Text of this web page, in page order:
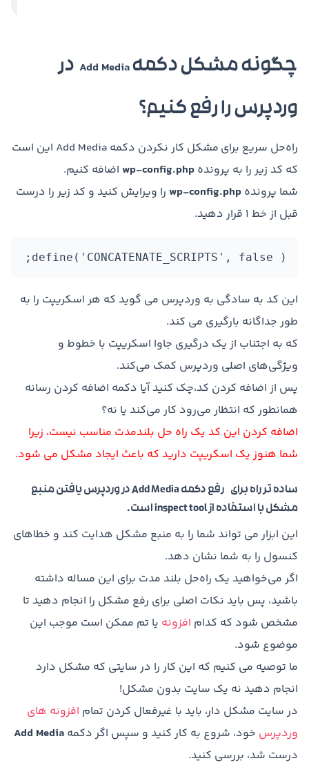
چگونه مشکل دکمهAdd Media در
وردپرس را رفع کنیم؟
راه‌حل سریع برای مشکل کار نکردن دکمه Add Media این است
که کد زیر را به پرونده wp-config.php اضافه کنیم.
شما پرونده wp-config.php را ویرایش کنید و کد زیر را درست
قبل از خط 1 قرار دهید.
define('CONCATENATE_SCRIPTS', false );
این کد به سادگی به وردپرس می گوید که هر اسکریپت را به
طور جداگانه بارگیری می کند.
که به اجتناب از یک درگیری جاوا اسکریپت با خطوط و
ویژگی‌های اصلی وردپرس کمک می‌کند.
پس از اضافه کردن کد،چک کنید آیا دکمه اضافه کردن رسانه
همانطور که انتظار می‌رود کار می‌کند یا نه؟
اضافه کردن این کد یک راه حل بلندمدت مناسب نیست، زیرا
شما هنوز یک اسکریپت دارید که باعث ایجاد مشکل می شود.
ساده تر راه برای رفع دکمه Add Media در وردپرس یافتن منبع
مشکل با استفاده از inspect tool است.
این ابزار می تواند شما را به منبع مشکل هدایت کند و خطاهای
کنسول را به شما نشان دهد.
اگر می‌خواهید یک راه‌حل بلند مدت برای این مساله داشته
باشید، پس باید نکات اصلی برای رفع مشکل را انجام دهید تا
مشخص شود که کدام افزونه یا تم ممکن است موجب این
موضوع شود.
ما توصیه می کنیم که این کار را در سایتی که مشکل دارد
انجام دهید نه یک سایت بدون مشکل!
در سایت مشکل دار، باید با غیرفعال کردن تمام افزونه های
وردپرس خود، شروع به کار کنید و سپس اگر دکمه Add Media
درست شد، بررسی کنید.